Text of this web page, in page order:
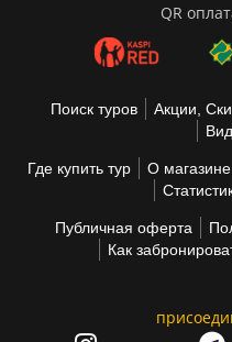
QR
Поиск туров Акции,
Где купить тур О магазине
Публичная оферта
Как